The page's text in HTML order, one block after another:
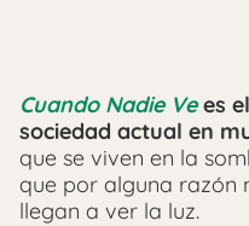
Cuando Nadie Ve es
sociedad actual en
que se viven en la
que por alguna razón
llegan a ver la luz.